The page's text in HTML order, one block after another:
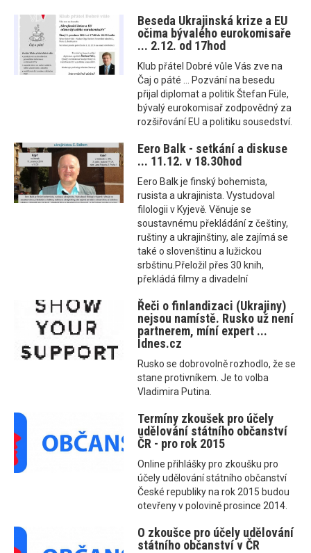
Beseda Ukrajinská krize a EU
očima bývalého eurokomisaře
... 2.12. od 17hod
Klub přátel Dobré vůle Vás zve na
Čaj o páté ... Pozvání na besedu
přijal diplomat a politik Štefan Füle,
bývalý eurokomisař zodpovědný za
rozšiřování EU a politiku sousedství.
Eero Balk - setkání a diskuse
... 11.12. v 18.30hod
Eero Balk je finský bohemista,
rusista a ukrajinista. Vystudoval
filologii v Kyjevě. Věnuje se
soustavnému překládání z češtiny,
ruštiny a ukrajinštiny, ale zajímá se
také o slovenštinu a lužickou
srbštinu.Přeložil přes 30 knih,
překládá filmy a divadelní
Řeči o finlandizaci (Ukrajiny)
nejsou namístě. Rusko už není
partnerem, míní expert ...
Idnes.cz
Rusko se dobrovolně rozhodlo, že se
stane protivníkem. Je to volba
Vladimira Putina.
Termíny zkoušek pro účely
udělování státního občanství
ČR - pro rok 2015
Online přihlášky pro zkoušku pro
účely udělování státního občanství
České republiky na rok 2015 budou
otevřeny v polovině prosince 2014.
O zkoušce pro účely udělování
státního občanství v ČR